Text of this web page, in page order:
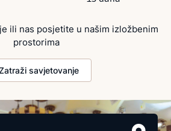
ili nas posjetite u našim izložbenim
prostorima
savjetovanje